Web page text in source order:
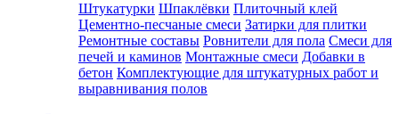
Штукатурки Шпаклёвки Плиточный клей
Цементно-песчаные смеси Затирки для плитки
Ремонтные составы Ровнители для пола Смеси для
печей и каминов Монтажные смеси Добавки в
бетон Комплектующие для штукатурных работ и
выравнивания полов